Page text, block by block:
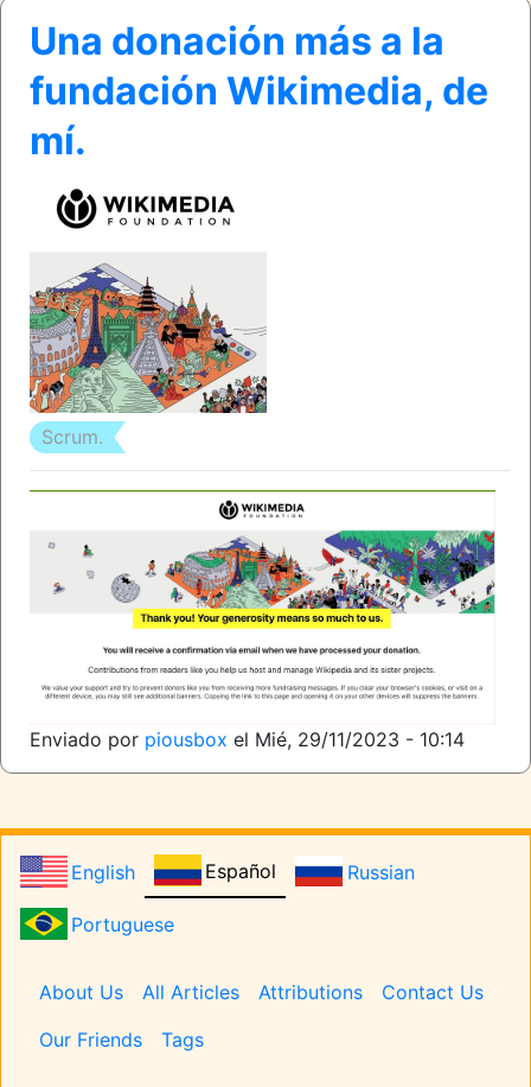
Una donación más a la
fundación Wikimedia, de
mí.
image
thumb
Scrum.
Enviado por piousbox el Mié, 29/11/2023 - 10:14
English Español Russian
Portuguese
Pages
About Us All Articles Attributions
Contact Us
Our Friends
Tags